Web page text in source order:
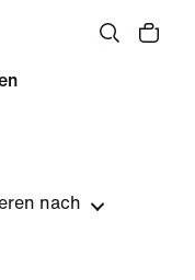
nach